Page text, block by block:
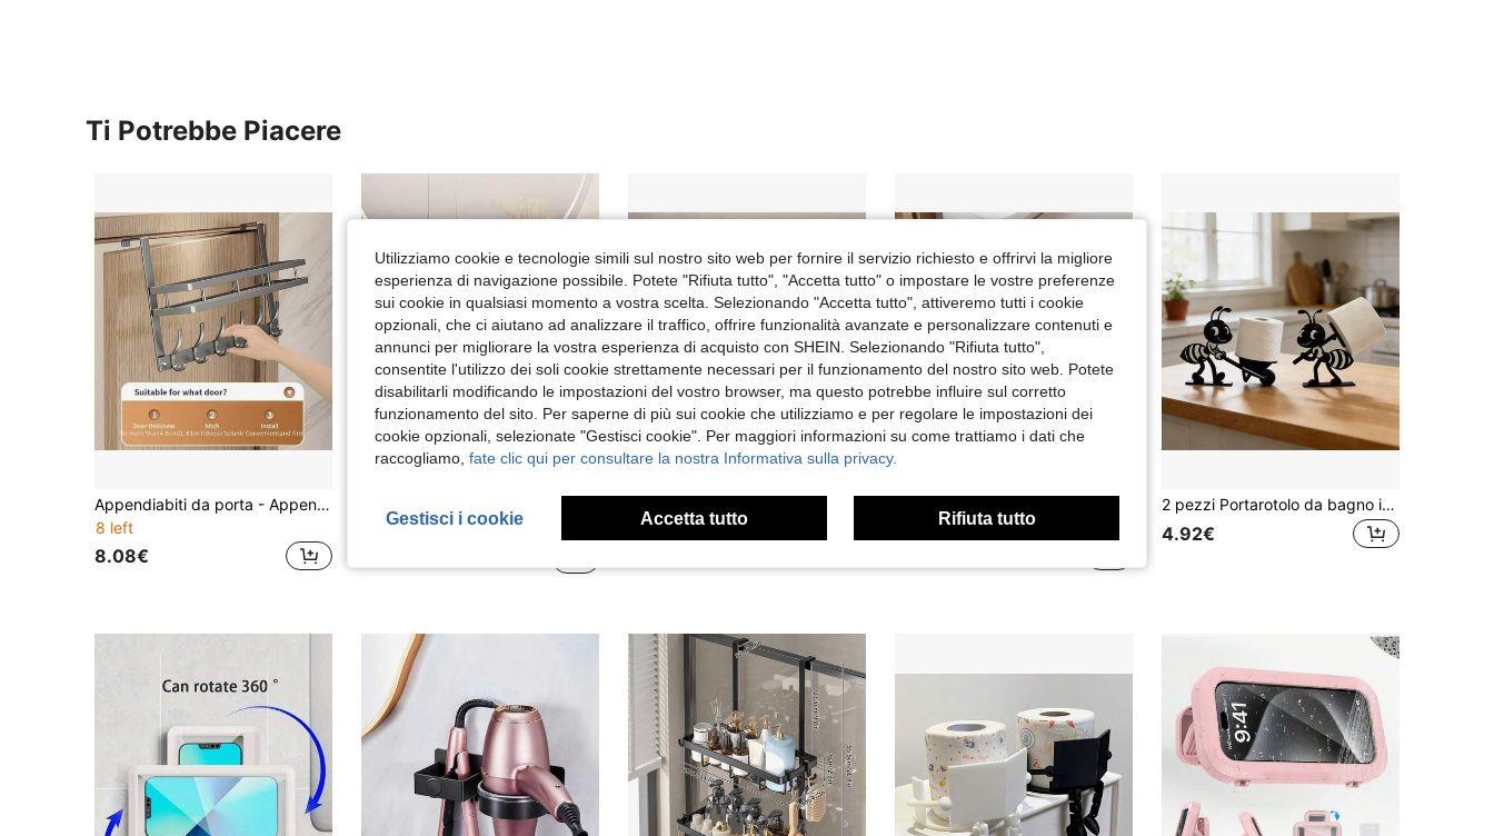
Ti Potrebbe Piacere
Appendiabiti da porta - Appendiabiti in metallo resistente, montato a parete, adatto per cappelli, accappatoi, asciugamani e borse; scaffale salvaspazio; accessori per il bagno; decorazione per la casa
8 left
8.08€
2 left
#1 Bestseller
2 pezzi Portarotolo da bagno in vinile con motivo a formiche, decorazione multifunzionale
4.92€
Utilizziamo cookie e tecnologie simili sul nostro sito web per fornire il servizio richiesto e offrirvi la migliore
esperienza di navigazione possibile. Potete "Rifiuta tutto", "Accetta tutto" o impostare le vostre preferenze
sui cookie in qualsiasi momento a vostra scelta. Selezionando "Accetta tutto", attiveremo tutti i cookie
opzionali, che ci aiutano ad analizzare il traffico, offrire funzionalità avanzate e personalizzare contenuti e
annunci per migliorare la vostra esperienza di acquisto con SHEIN. Selezionando "Rifiuta tutto",
consentite l'utilizzo dei soli cookie strettamente necessari per il funzionamento del nostro sito web. Potete
disabilitarli modificando le impostazioni del vostro browser, ma questo potrebbe influire sul corretto
funzionamento del sito. Per saperne di più sui cookie che utilizziamo e per regolare le impostazioni dei
cookie opzionali, selezionate "Gestisci cookie". Per maggiori informazioni su come trattiamo i dati che
raccogliamo, fate clic qui per consultare la nostra Informativa sulla privacy.
Gestisci i cookie Accetta tutto Rifiuta tutto